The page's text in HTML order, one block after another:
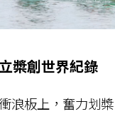
槳創世界紀錄
浪板上，奮力划